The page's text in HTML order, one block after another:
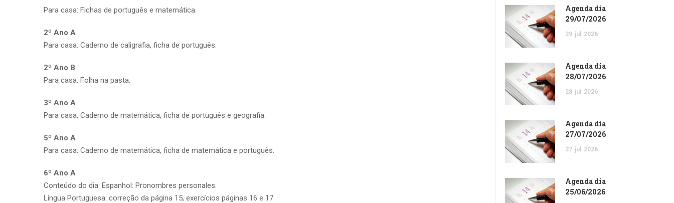
Para casa: Fichas de português e matemática.
2º Ano A
Para casa: Caderno de caligrafia, ficha de português.
2º Ano B
Para casa: Folha na pasta.
3º Ano A
Para casa: Caderno de matemática, ficha de português e geografia.
5º Ano A
Para casa: Caderno de matemática, ficha de matemática e português.
6º Ano A
Conteúdo do dia: Espanhol: Pronombres personales.
Língua Portuguesa: correção da página 15, exercícios páginas 16 e 17.
Agenda dia
29/07/2026
29 jul 2026
Agenda dia
28/07/2026
28 jul 2026
Agenda dia
27/07/2026
27 jul 2026
Agenda dia
25/06/2026